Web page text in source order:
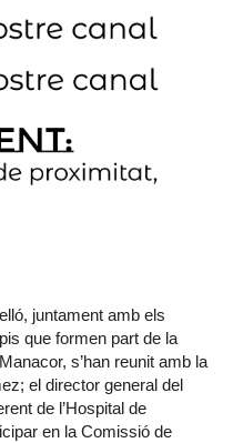
juntament amb els
que formen part de la
s’han reunit amb la
el director general del
de l’Hospital de
en la Comissió de